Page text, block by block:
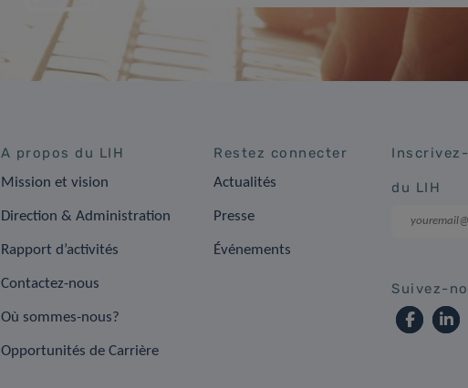
A propos du LIH
Mission et vision
Direction & Administration
Rapport d’activités
Contactez-nous
Où sommes-nous?
Opportunités de Carrière
Restez connecter
Actualités
Presse
Événements
du LIH
Suivez-